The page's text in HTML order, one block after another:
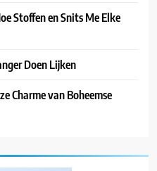
Stoffen en Snits Me Elke
Doen Lijken
Charme van Boheemse